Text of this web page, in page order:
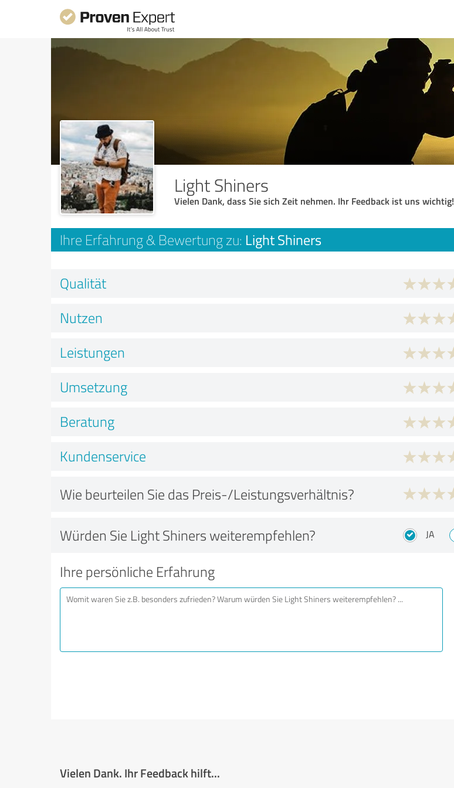
Light Shiners
Vielen Dank, dass Sie sich Zeit nehmen. Ihr Feedback ist uns wichtig!
Ihre Erfahrung & Bewertung zu: Light Shiners
Qualität
Nutzen
Leistungen
Umsetzung
Beratung
Kundenservice
Wie beurteilen Sie das Preis-/Leistungsverhältnis?
Würden Sie Light Shiners weiterempfehlen? JA
Ihre persönliche Erfahrung
Vielen Dank. Ihr Feedback hilft...